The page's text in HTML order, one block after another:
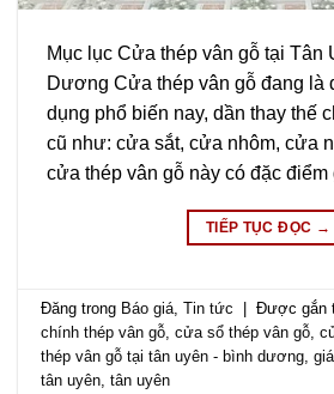
Mục lục Cửa thép vân gỗ tại Tân
Dương Cửa thép vân gỗ đang
dụng phổ biến nay, dần thay thế
cũ như: cửa sắt, cửa nhôm, cửa
cửa thép vân gỗ này có đặc
TIẾP TỤC ĐỌC →
Đăng trong Báo giá,Tin tức Được gắn
chính thép vân gỗ,cửa sổ thép vân gỗ,
thép vân gỗ tại tân uyên - bình dương,
tân uyên,tân uyên